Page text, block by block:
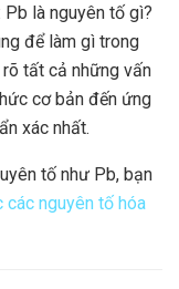
Pb là nguyên tố gì?
để làm gì trong
tất cả những vấn
cơ bản đến ứng
xác nhất.
tố như Pb, bạn
các nguyên tố hóa